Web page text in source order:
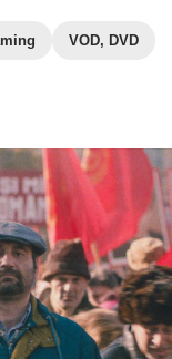
VOD, DVD